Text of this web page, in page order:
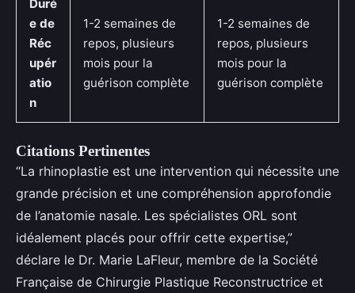
Duré
e de
Réc
upér
atio
n
1-2 semaines de
repos, plusieurs
mois pour la
guérison complète
1-2 semaines de
repos, plusieurs
mois pour la
guérison complète
Citations Pertinentes
“La rhinoplastie est une intervention qui nécessite une
grande précision et une compréhension approfondie
de l’anatomie nasale. Les spécialistes ORL sont
idéalement placés pour offrir cette expertise,”
déclare le Dr. Marie LaFleur, membre de la Société
Française de Chirurgie Plastique Reconstructrice et